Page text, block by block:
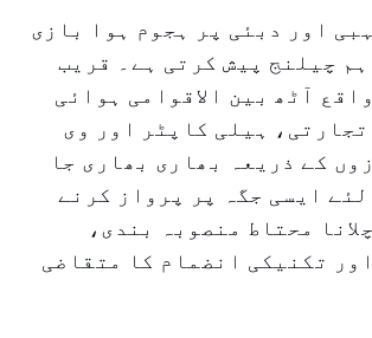
اور دبئی پر ہجوم ہوا بازی
چیلنج پیش کرتی ہے۔ قریب
آٹھ بین الاقوامی ہوائی
تجارتی، ہیلی کاپٹر اور وی
کے ذریعہ بھاری بھاری جا
ایسی جگہ پر پرواز کرنے
محتاط منصوبہ بندی،
تکنیکی انضمام کا متقاضی